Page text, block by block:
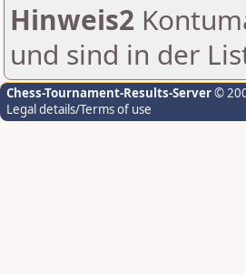
Hinweis2
und sind in der
Chess-Tournament-Results-Server©
Legal details/Terms of use